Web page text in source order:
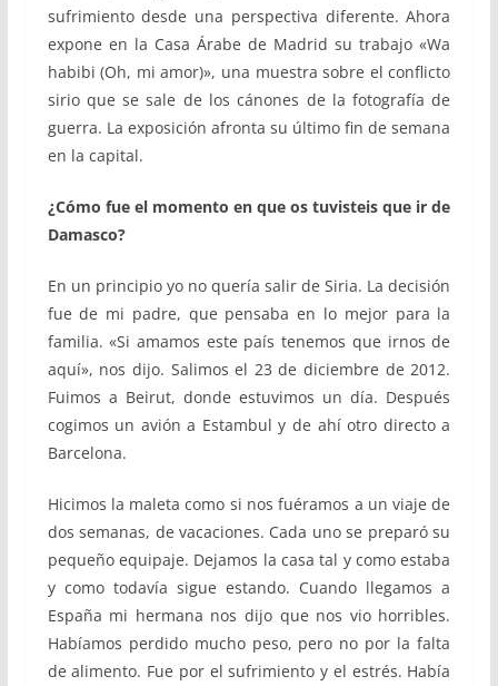
sufrimiento desde una perspectiva diferente. Ahora
expone en la Casa Árabe de Madrid su trabajo«Wa
habibi (Oh, mi amor)», una muestra sobre el conflicto
sirio que se sale de los cánones de la fotografía de
guerra. La exposición afronta su último fin de semana
en la capital.
¿Cómo fue el momento en que os tuvisteis que ir de
Damasco?
En un principio yo no quería salir de Siria. La decisión
fue de mi padre, que pensaba en lo mejor para la
familia. «Si amamos este país tenemos que irnos de
aquí», nos dijo. Salimos el 23 de diciembre de 2012.
Fuimos a Beirut, donde estuvimos un día. Después
cogimos un avión a Estambul y de ahí otro directo a
Barcelona.
Hicimos la maleta como si nos fuéramos a un viaje de
dos semanas, de vacaciones. Cada uno se preparó su
pequeño equipaje. Dejamos la casa tal y como estaba
y como todavía sigue estando. Cuando llegamos a
España mi hermana nos dijo que nos vio horribles.
Habíamos perdido mucho peso, pero no por la falta
de alimento. Fue por el sufrimiento y el estrés. Había